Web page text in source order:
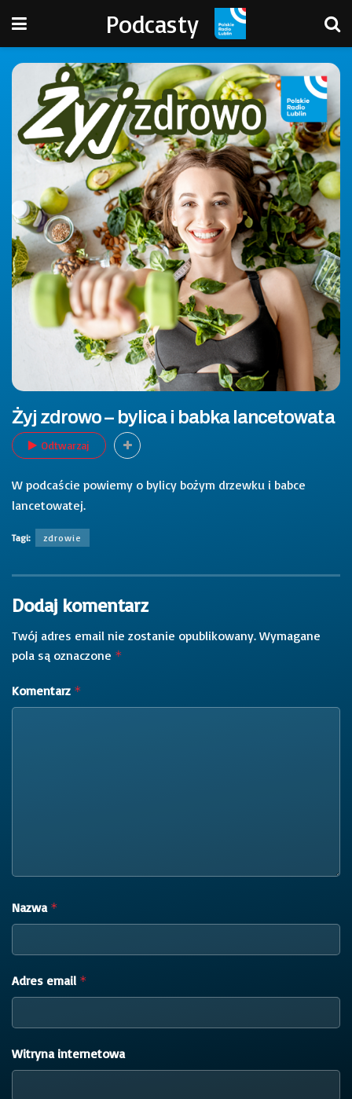
Podcasty
Żyj zdrowo – bylica i babka lancetowata
Odtwarzaj
W podcaście powiemy o bylicy bożym drzewku i babce
lancetowatej.
Tagi: zdrowie
Dodaj komentarz
Twój adres email nie zostanie opublikowany. Wymagane
pola są oznaczone *
Komentarz *
Nazwa *
Adres email *
Witryna internetowa